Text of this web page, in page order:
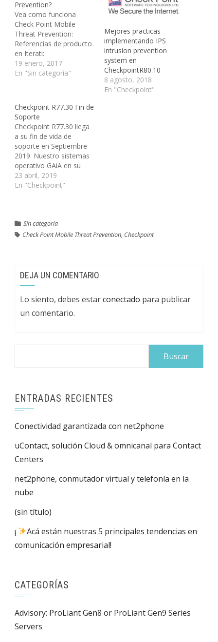
Prevention?
Vea como funciona
Check Point Mobile
Threat Prevention:
Referencias de producto
en Iterati:
https://www.iterati.com.mx/marca-
o-vendor-checkpoint
19 enero, 2017
En "Sin categoría"
Mejores practicas
implementando IPS
intrusion prevention
system en
CheckpointR80.10
8 agosto, 2018
En "Checkpoint"
Checkpoint R77.30 Fin de
Soporte
Checkpoint R77.30 llega
a su fin de vida de
soporte en Septiembre
2019. Nuestro sistemas
operativo GAiA en su
versión R77.X entra en
fin de soporte; por lo
migración de sus
ambientes a la versión
23 abril, 2019
En "Checkpoint"
Sin categoría
Check Point Mobile Threat Prevention, Checkpoint
DEJA UN COMENTARIO
Lo siento, debes estarconectado para publicar
un comentario.
ENTRADAS RECIENTES
Conectividad garantizada con net2phone
uContact, solución Cloud & omnicanal para Contact
Centers
net2phone, conmutador virtual y telefonía en la
nube
(sin título)
¡
Acá están nuestras 5 principales tendencias en
comunicación empresarial!
CATEGORÍAS
Advisory: ProLiant Gen8 or ProLiant Gen9 Series
Servers